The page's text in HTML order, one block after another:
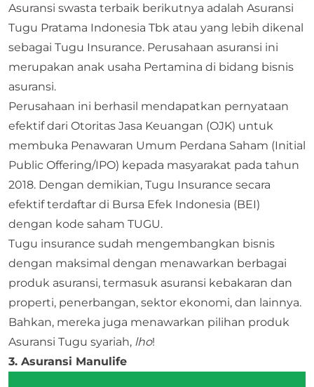
Asuransi swasta terbaik berikutnya adalah Asuransi
Tugu Pratama Indonesia Tbk atau yang lebih dikenal
sebagai Tugu Insurance. Perusahaan asuransi ini
merupakan anak usaha Pertamina di bidang bisnis
asuransi.
Perusahaan ini berhasil mendapatkan pernyataan
efektif dari Otoritas Jasa Keuangan (OJK) untuk
membuka Penawaran Umum Perdana Saham (Initial
Public Offering/IPO) kepada masyarakat pada tahun
2018. Dengan demikian, Tugu Insurance secara
efektif terdaftar di Bursa Efek Indonesia (BEI)
dengan kode saham TUGU.
Tugu insurance sudah mengembangkan bisnis
dengan maksimal dengan menawarkan berbagai
produk asuransi, termasuk asuransi kebakaran dan
properti, penerbangan, sektor ekonomi, dan lainnya.
Bahkan, mereka juga menawarkan pilihan produk
Asuransi Tugu syariah, lho!
3. Asuransi Manulife